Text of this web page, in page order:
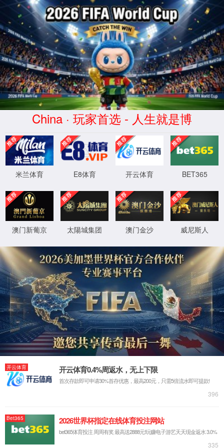
太阳成集团tyc7111
首页 学院概况 太阳成tyc7111cc官网入口
书记院长信箱 书记院长
为进一
面的意见建议
的科学化、
书记、院
真诚欢